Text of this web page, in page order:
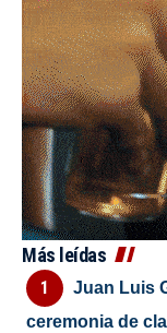
Más leídas
Juan Luis
ceremonia de